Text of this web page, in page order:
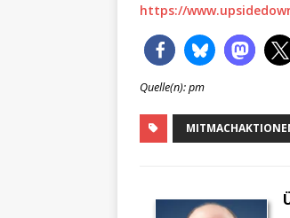
https://
Quelle(n): pm